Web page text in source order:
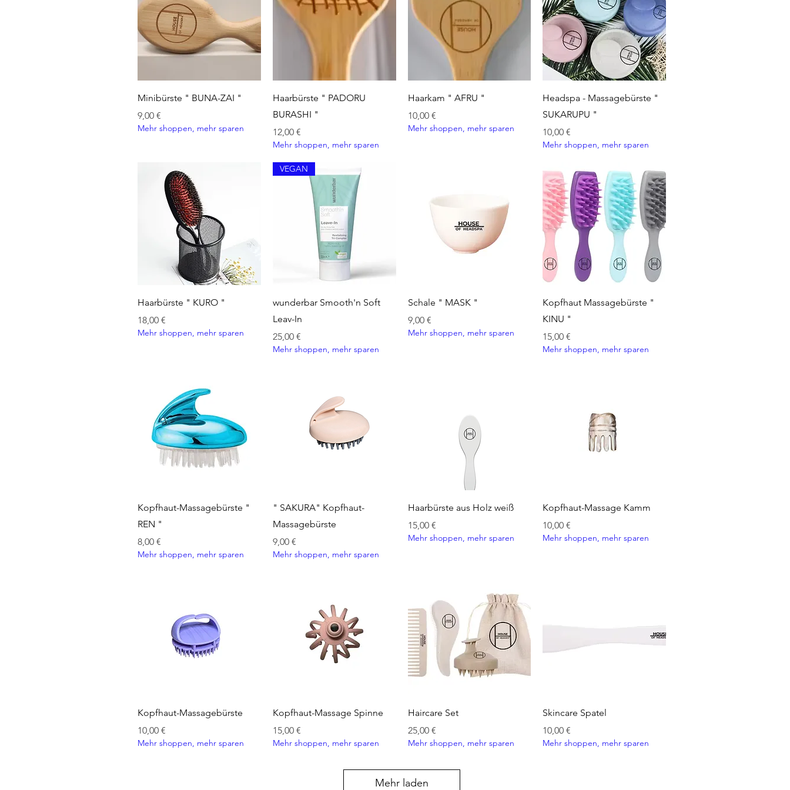
Schnellansicht
Minibürste " BUNA-ZAI "
Preis
9,00 €
Mehr shoppen, mehr sparen
Schnellansicht
Haarbürste " PADORU
BURASHI "
Preis
12,00 €
Mehr shoppen, mehr sparen
Schnellansicht
Haarkam " AFRU "
Preis
10,00 €
Mehr shoppen, mehr sparen
Schnellansicht
Headspa - Massagebürste "
SUKARUPU "
Preis
10,00 €
Mehr shoppen, mehr sparen
Schnellansicht
Haarbürste " KURO "
Preis
18,00 €
Mehr shoppen, mehr sparen
Schnellansicht
VEGAN
wunderbar Smooth'n Soft
Leav-In
Preis
25,00 €
Mehr shoppen, mehr sparen
Schnellansicht
Schale " MASK "
Preis
9,00 €
Mehr shoppen, mehr sparen
Schnellansicht
Kopfhaut Massagebürste "
KINU "
Preis
15,00 €
Mehr shoppen, mehr sparen
Schnellansicht
Kopfhaut-Massagebürste "
REN "
Preis
8,00 €
Mehr shoppen, mehr sparen
Schnellansicht
" SAKURA" Kopfhaut-
Massagebürste
Preis
9,00 €
Mehr shoppen, mehr sparen
Schnellansicht
Haarbürste aus Holz weiß
Preis
15,00 €
Mehr shoppen, mehr sparen
Schnellansicht
Kopfhaut-Massage Kamm
Preis
10,00 €
Mehr shoppen, mehr sparen
Schnellansicht
Kopfhaut-Massagebürste
Preis
10,00 €
Mehr shoppen, mehr sparen
Schnellansicht
Kopfhaut-Massage Spinne
Preis
15,00 €
Mehr shoppen, mehr sparen
Schnellansicht
Haircare Set
Preis
25,00 €
Mehr shoppen, mehr sparen
Schnellansicht
Skincare Spatel
Preis
10,00 €
Mehr shoppen, mehr sparen
Mehr laden